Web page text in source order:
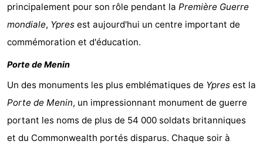
Nature
Het
Zwin
Flandre-
Occidentale
-
Bruges
-
Gand
-
Ypres
La
côte
-
principalement pour son rôle pendant la Première Guerre
mondiale, Ypres est aujourd'hui un centre important de
commémoration et d'éducation.
Porte de Menin
Un des monuments les plus emblématiques de Ypres est la
Porte de Menin, un impressionnant monument de guerre
portant les noms de plus de 54 000 soldats britanniques
et du Commonwealth portés disparus. Chaque soir à